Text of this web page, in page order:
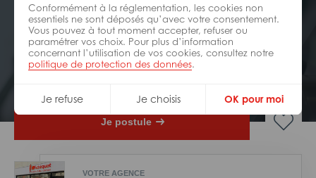
Conformément à la réglementation, les cookies non
essentiels ne sont déposés qu’avec votre consentement.
Vous pouvez à tout moment accepter, refuser ou
paramétrer vos choix. Pour plus d’information
concernant l’utilisation de vos cookies, consultez notre
politique de protection des données.
Je refuse Je choisis OK pour moi
Réf : 013-328154
Opérateur de production H/F
Interim Bon-encontre
Je postule
VOTRE AGENCE